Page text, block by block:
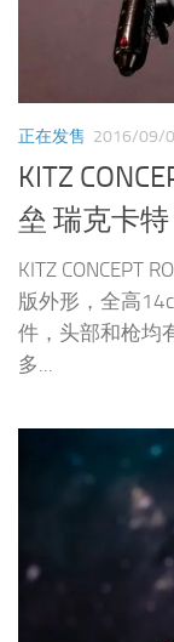
正在发售 2016/09/
KITZ
垒 瑞克卡特
KITZ CONCEPT
版外形，全高
件，头部和枪均
多...